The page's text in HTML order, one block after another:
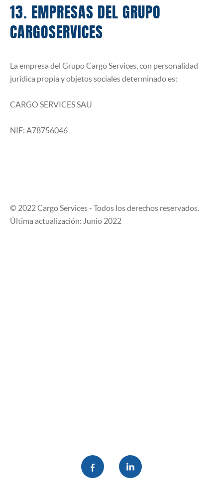
13. EMPRESAS DEL GRUPO
CARGOSERVICES
La empresa del Grupo Cargo Services, con personalidad
jurídica propia y objetos sociales determinado es:
CARGO SERVICES SAU
NIF: A78756046
© 2022 Cargo Services - Todos los derechos reservados.
Última actualización: Junio 2022